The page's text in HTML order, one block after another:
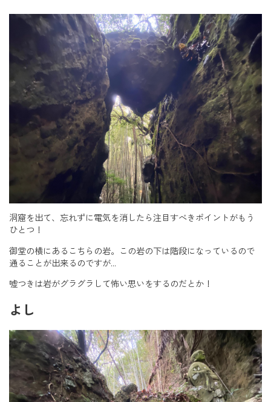
洞窟を出て、忘れずに電気を消したら注目すべきポイントがもう
ひとつ！
御堂の横にあるこちらの岩。この岩の下は階段になっているので
通ることが出来るのですが…
嘘つきは岩がグラグラして怖い思いをするのだとか！
よし